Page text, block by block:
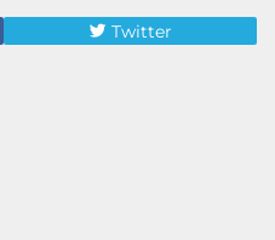
Twitter